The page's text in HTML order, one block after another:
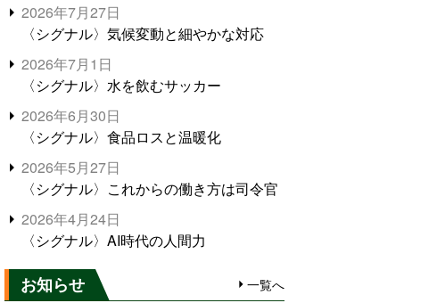
2026年7月27日
〈シグナル〉気候変動と細やかな対応
2026年7月1日
〈シグナル〉水を飲むサッカー
2026年6月30日
〈シグナル〉食品ロスと温暖化
2026年5月27日
〈シグナル〉これからの働き方は司令官
2026年4月24日
〈シグナル〉AI時代の人間力
お知らせ 一覧へ